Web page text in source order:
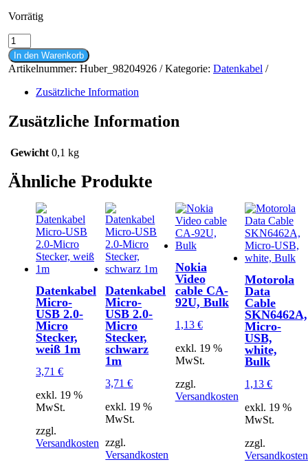
Vorrätig
Motorola
Data
Cable
SKN6378A,
Micro-
black,
Bulk
In den Warenkorb
Artikelnummer: Huber_98204926 Kategorie: Datenkabel
Zusätzliche Information
Zusätzliche Information
Gewicht 0,1 kg
Ähnliche Produkte
Datenkabel
Micro-
USB 2.0-
Micro
Stecker,
weiß 1m
3,71 €
exkl. 19 %
MwSt.
zzgl.
Versandkosten
Datenkabel
Micro-
USB 2.0-
Micro
Stecker,
schwarz
1m
3,71€
exkl. 19 %
MwSt.
zzgl.
Versandkosten
Nokia
Video
cable CA-
92U, Bulk
1,13 €
exkl. 19 %
MwSt.
zzgl.
Versandkosten
Motorola
Data
Cable
SKN6462A,
Micro-
USB,
white,
Bulk
1,13 €
exkl. 19 %
MwSt.
zzgl.
Versandkosten